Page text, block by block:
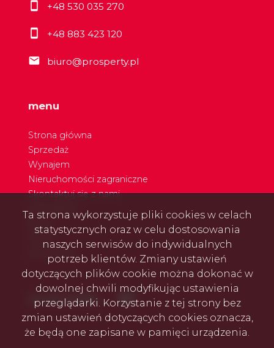
+48 530 035 270
+48 883 423 120
biuro@prosperty.pl
menu
Strona główna
Sprzedaż
Wynajem
Nieruchomości zagraniczne
Skontaktuj się z nami
Rodo
Referencje
social media Facebook
Facebook
Ta strona wykorzystuje pliki cookies w celach
statystycznych oraz w celu dostosowania
naszych serwisów do indywidualnych
potrzeb klientów. Zmiany ustawień
dotyczących plików cookie można dokonać w
dowolnej chwili modyfikując ustawienia
przeglądarki. Korzystanie z tej strony bez
zmian ustawień dotyczących cookies oznacza,
że będą one zapisane w pamięci urządzenia.